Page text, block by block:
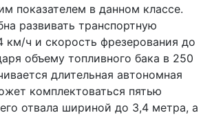
показателем в данном классе.
развивать транспортную
км/ч и скорость фрезерования до
объему топливного бака в 250
длительная автономная
комплектоваться пятью
отвала шириной до 3,4 метра, а